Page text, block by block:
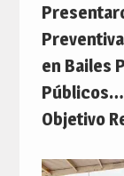
en Bailes
Públicos…
Objetivo